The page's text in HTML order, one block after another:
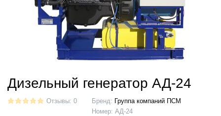
Дизельный генератор АД-24
Отзывы: 0 Бренд:
Группа компаний ПСМ
Номер: АД-24